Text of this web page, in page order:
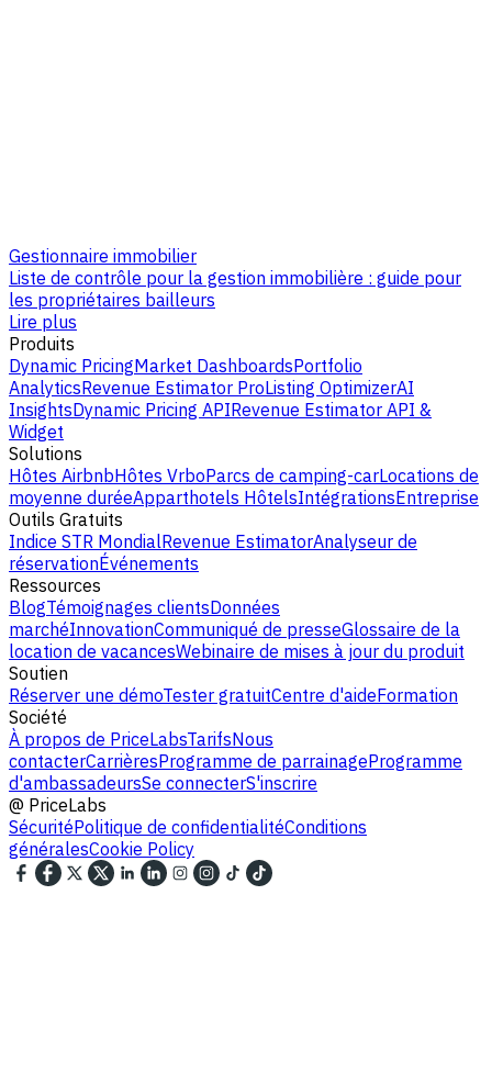
Gestionnaire immobilier
Liste de contrôle pour la gestion immobilière : guide pour
les propriétaires bailleurs
Lire plus
Produits
Dynamic PricingMarket DashboardsPortfolio
AnalyticsRevenue Estimator ProListing OptimizerAI
InsightsDynamic Pricing APIRevenue Estimator API &
Widget
Solutions
Hôtes AirbnbHôtes VrboParcs de camping-carLocations de
moyenne duréeApparthotels HôtelsIntégrationsEntreprise
Outils Gratuits
Indice STR MondialRevenue EstimatorAnalyseur de
réservationÉvénements
Ressources
BlogTémoignages clientsDonnées
marchéInnovationCommuniqué de presseGlossaire de la
location de vacancesWebinaire de mises à jour du produit
Soutien
Réserver une démoTester gratuitCentre d'aideFormation
Société
À propos de PriceLabsTarifsNous
contacterCarrièresProgramme de parrainageProgramme
d'ambassadeursSe connecterS'inscrire
@ PriceLabs
SécuritéPolitique de confidentialitéConditions
généralesCookie Policy